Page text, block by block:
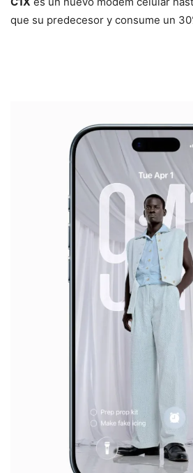
que su predecesor y consume un